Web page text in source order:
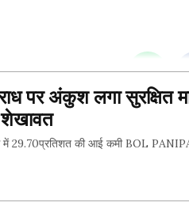
पर अंकुश लगा सुरक्षित
में 29.70प्रतिशत की आई कमी BOL